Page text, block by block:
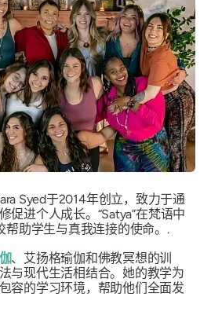
Syed于2014年创立，致力于通
促进个人成长。“Satya”在梵语中
帮助学生与真我连接的使命。.
、艾扬格瑜伽和佛教冥想的训
与现代生活相结合。她的教学为
容的学习环境，帮助他们全面发